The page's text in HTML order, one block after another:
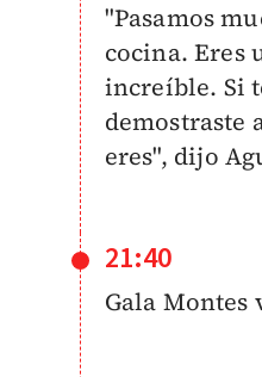
"Pasamos
cocina. Eres
increíble. Si
demostraste
eres", dijo
21:40
Gala Montes